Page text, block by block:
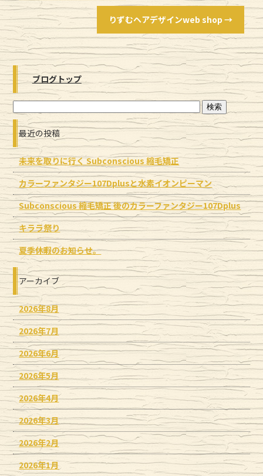
りずむヘアデザインweb shop →
ブログトップ
最近の投稿
未来を取りに行く Subconscious 縮毛矯正
カラーファンタジー107Dplusと水素イオンピーマン
Subconscious 縮毛矯正 後のカラーファンタジー107Dplus
キララ祭り
夏季休暇のお知らせ。
アーカイブ
2026年8月
2026年7月
2026年6月
2026年5月
2026年4月
2026年3月
2026年2月
2026年1月